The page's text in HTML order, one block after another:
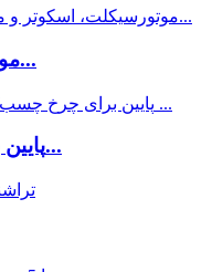
موتورسیکلت ۱۰۰٪ اورجینال چین...
MOQ پایین برای چین 60 گرم آهن آد...